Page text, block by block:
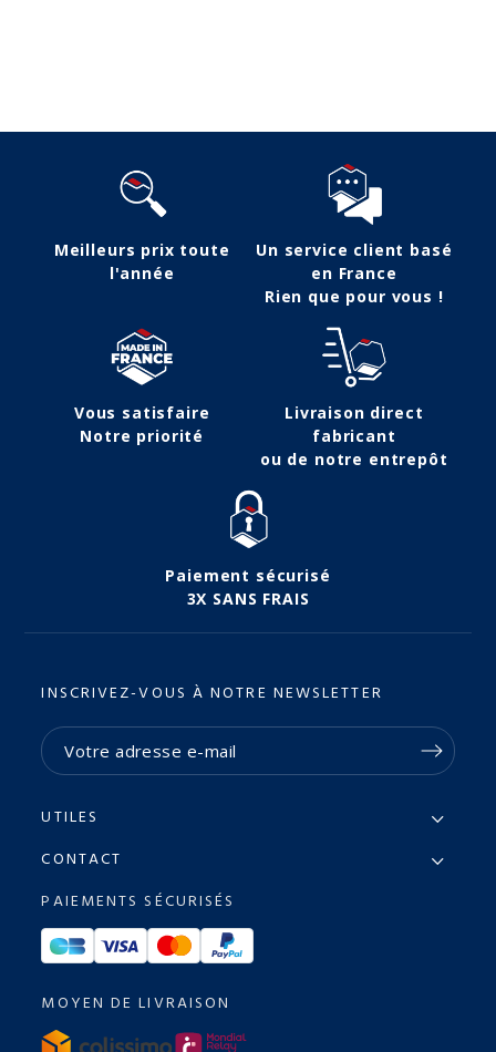
Meilleurs prix toute
l'année
Un service client basé
en France
Rien que pour vous !
Vous satisfaire
Notre priorité
Livraison direct
fabricant
ou de notre entrepôt
Paiement sécurisé
3X SANS FRAIS
INSCRIVEZ-VOUS À NOTRE NEWSLETTER
UTILES
CONTACT
PAIEMENTS SÉCURISÉS
MOYEN DE LIVRAISON